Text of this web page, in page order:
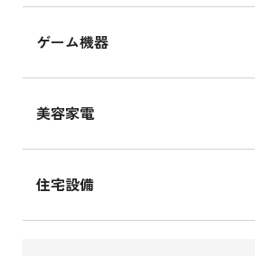
ゲーム機器
美容家電
住宅設備